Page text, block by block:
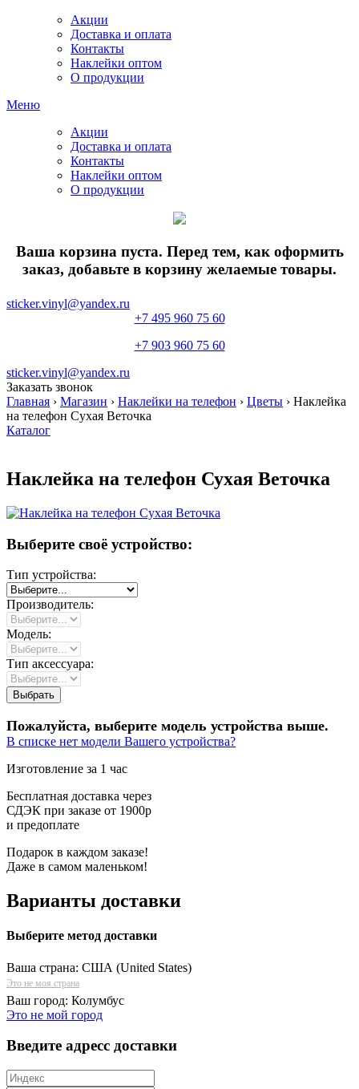
Акции
Доставка и оплата
Контакты
Наклейки оптом
О продукции
Меню
Акции
Доставка и оплата
Контакты
Наклейки оптом
О продукции
Ваша корзина пуста. Перед тем, как оформить
заказ, добавьте в корзину желаемые товары.
sticker.vinyl@yandex.ru
+7 495 960 75 60
+7 903 960 75 60
sticker.vinyl@yandex.ru
Заказать звонок
Главная › Магазин › Наклейки на телефон › Цветы › Наклейка
на телефон Сухая Веточка
Каталог
Наклейка на телефон Сухая Веточка
Выберите своё устройство:
Тип устройства:
Производитель:
Модель:
Тип аксессуара:
Пожалуйста, выберите модель устройства выше.
В списке нет модели Вашего устройства?
Изготовление за 1 час
Бесплатная доставка через
СДЭК при заказе от 1900р
и предоплате
Подарок в каждом заказе!
Даже в самом маленьком!
Варианты доставки
Выберите метод доставки
Ваша страна: США (United States)
Это не моя страна
Ваш город: Колумбус
Это не мой город
Введите адресс доставки